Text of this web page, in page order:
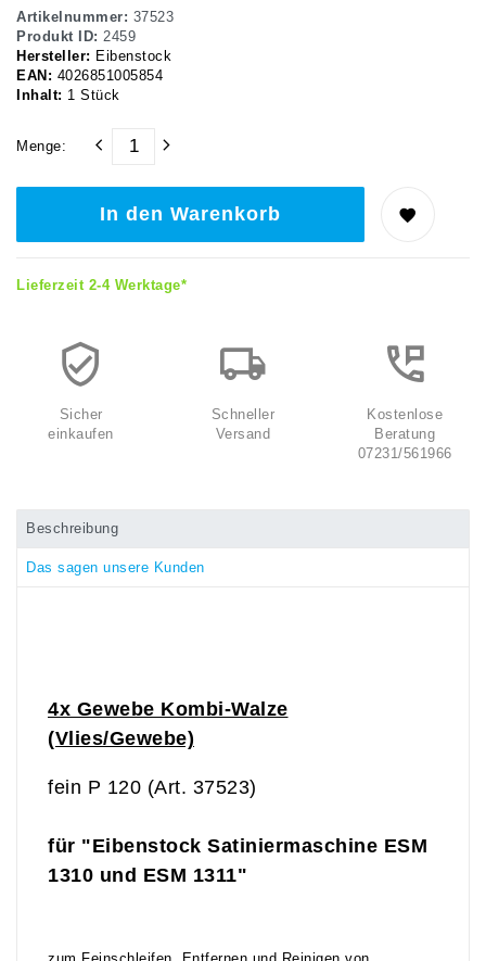
Artikelnummer: 37523
Produkt ID: 2459
Hersteller: Eibenstock
EAN: 4026851005854
Inhalt: 1 Stück
Menge:
In den Warenkorb
Lieferzeit 2-4 Werktage*
Sicher
einkaufen
Schneller
Versand
Kostenlose
Beratung
07231/561966
Beschreibung
Das sagen unsere Kunden
4x Gewebe Kombi-Walze
(Vlies/Gewebe)
fein P 120 (Art. 37523)
für "Eibenstock Satiniermaschine ESM
1310 und ESM 1311"